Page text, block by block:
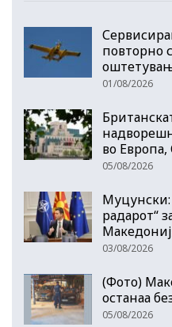
повторно
01/08/2026
во
05/08/2026
Муцунски:
радарот“
03/08/2026
(Фото)
останаа
05/08/2026